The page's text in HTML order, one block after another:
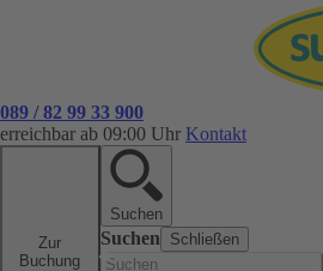
089 / 82 99 33 900
erreichbar ab 09:00 Uhr Kontakt
Zur
Buchung
Suchen
Suchen Schließen